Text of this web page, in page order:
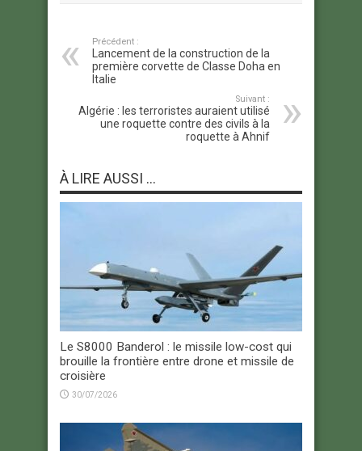
Précédent :
Lancement de la construction de la
première corvette de Classe Doha en
Italie
Suivant :
Algérie : les terroristes auraient utilisé
une roquette contre des civils à la
roquette à Ahnif
À LIRE AUSSI ...
Le S8000 Banderol : le missile low-cost qui
brouille la frontière entre drone et missile de
croisière
30/07/2026